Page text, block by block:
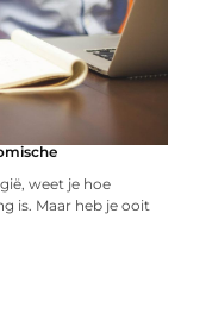
weet je hoe
is. Maar heb je ooit